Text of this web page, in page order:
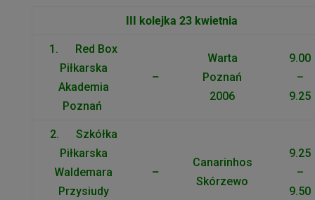
III kolejka 23 kwietnia
1. Red Box
Piłkarska
Akademia
Poznań
–
Warta
Poznań
2006
9.00
–
9.25
2. Szkółka
Piłkarska
Waldemara
Przysiudy
–
Canarinhos
Skórzewo
9.25
–
9.50